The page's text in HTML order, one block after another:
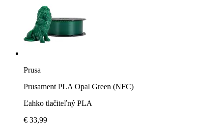
Prusa
Prusament PLA Opal Green (NFC)
Ľahko tlačiteľný PLA
€ 33,99